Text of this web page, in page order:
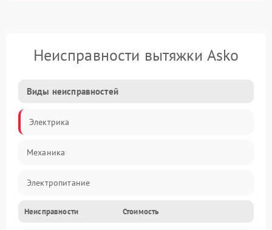
Неисправности вытяжки Asko
Виды неисправностей
Электрика
Механика
Электропитание
Вентиляция
Неисправности Стоимость